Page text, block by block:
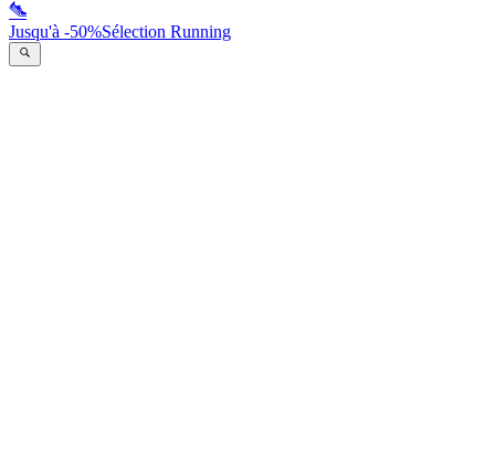
Jusqu'à -50%Sélection Running